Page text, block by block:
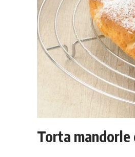
Torta mandorle